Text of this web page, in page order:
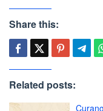
Share this:
Related posts: